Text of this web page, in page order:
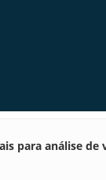
para análise